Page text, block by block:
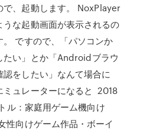
で、起動します。 NoxPlayer
うな起動画面が表示されるの
ですので、「パソコンか
たい」とか「Androidブラウ
をしたい」なんて場合に
ミュレーターになると 2018
ル：家庭用ゲーム機向け
性向けゲーム作品・ボーイ